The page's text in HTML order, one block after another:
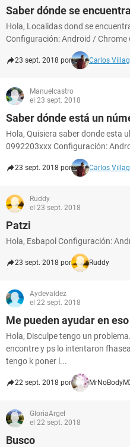
Saber dónde se
Hola, Localidas dond se
Configuración: Android / Chrome
23 sept. 2018 por Carlos
Manuelcastro
el 23 sept. 2018
Saber dónde está un
Hola, Quisiera saber donde esta
0992203xxx Configuración:
23 sept. 2018 por Carlos
Ruddy
el 23 sept. 2018
Patzi
Hola, Esbapol Configuración:
23 sept. 2018 por Ruddy
Aydevaldez
el 22 sept. 2018
Me pueden ayudar en
Hola, Disculpe tengo un
encontre y ps lo intentaron
tengo k poner l...
22 sept. 2018 por
GloriaArgel
el 22 sept. 2018
Busco